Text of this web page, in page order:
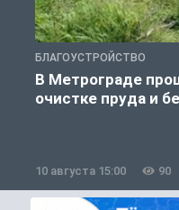
БЛАГОУСТРОЙСТВО
В Метрограде
очистке пруда и
10 августа 15:00 90